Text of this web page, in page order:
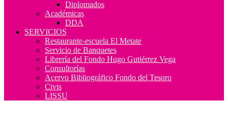
Diplomados
Académicas
DDA
SERVICIOS
Restaurante-escuela El Metate
Servicio de Banquetes
Librería del Fondo Hugo Gutiérrez Vega
Consultorías
Acervo Bibliográfico Fondo del Tesoro
Civis
LISSU